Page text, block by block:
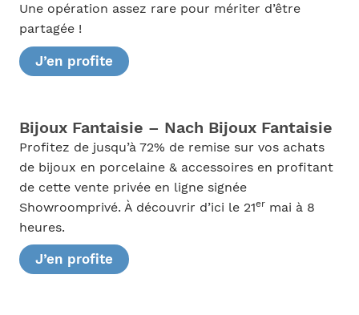
Une opération assez rare pour mériter d’être
partagée !
J’en profite
Bijoux Fantaisie – Nach Bijoux Fantaisie
Profitez de jusqu’à 72% de remise sur vos achats
de bijoux en porcelaine & accessoires en profitant
de cette vente privée en ligne signée
Showroomprivé. À découvrir d’ici le 21ermai à 8
heures.
J’en profite